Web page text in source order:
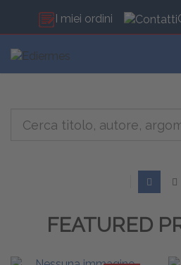
I miei ordini
FEATURED